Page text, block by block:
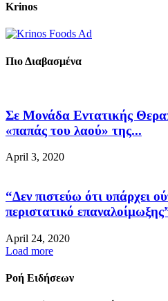
Krinos
Πιο Διαβασμένα
Σε Μονάδα Εντατικής
«παπάς του λαού» της...
April 3, 2020
“Δεν πιστεύω ότι υπάρχει
περιστατικό
April 24, 2020
Load more
Ροή Ειδήσεων